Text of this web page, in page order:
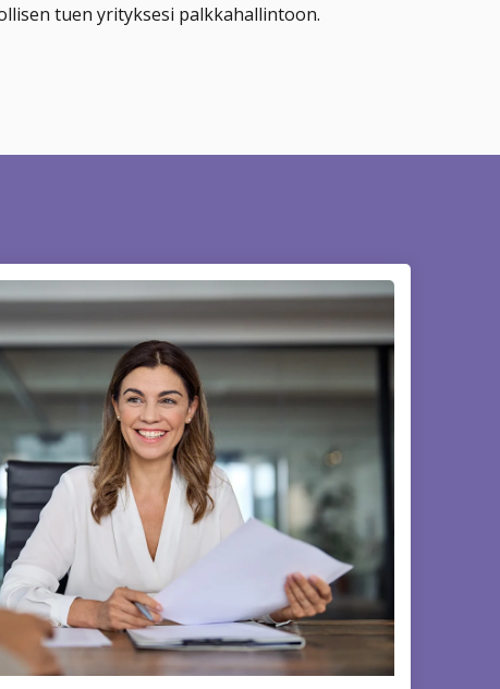
tuen yrityksesi palkkahallintoon.